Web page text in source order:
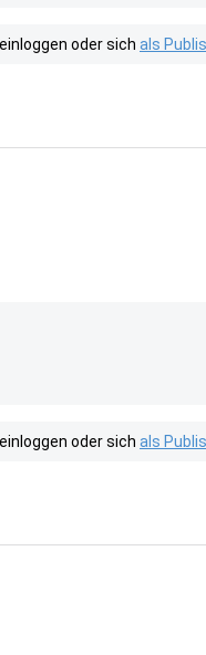
oder sich als
oder sich als